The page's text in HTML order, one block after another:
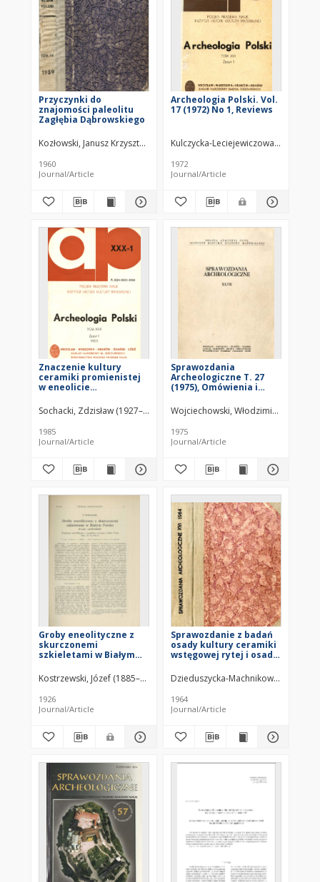
Przyczynki do
znajomości paleolitu
Zagłębia Dąbrowskiego
Kozłowski, Janusz Krzysztof (1936– )
1960
Journal/Article
Archeologia Polski. Vol.
17 (1972) No 1, Reviews
Kulczycka-Leciejewiczowa, Anna (.-
1972
Journal/Article
Znaczenie kultury
ceramiki promienistej
w eneolicie
Sochacki, Zdzisław (1927–2011)
1985
Journal/Article
Sprawozdania
Archeologiczne T. 27
(1975), Omówienia i
Wojciechowski, Włodzimierz (1932– )
1975
Journal/Article
Groby eneolityczne z
skurczonemi
szkieletami w Białym
czortkowskim)
Kostrzewski, Józef (1885–1969)
1926
Journal/Article
Sprawozdanie z badań
osady kultury ceramiki
wstęgowej rytej i osady
Złotnikach, pow.
Proszowice, w 1962 r.
Dzieduszycka-Machnikowa, Anna
1964
Journal/Article